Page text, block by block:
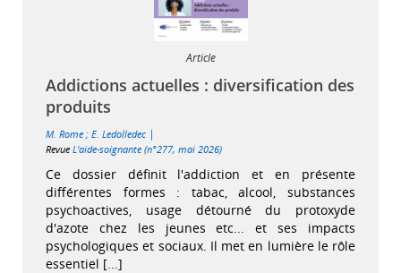
Article
Addictions actuelles : diversification des
produits
M. Rome ; E. Ledolledec |
Revue L'aide-soignante (n°277, mai 2026)
Ce dossier définit l'addiction et en présente
différentes formes : tabac, alcool, substances
psychoactives, usage détourné du protoxyde
d'azote chez les jeunes etc... et ses impacts
psychologiques et sociaux. Il met en lumière le rôle
essentiel [...]